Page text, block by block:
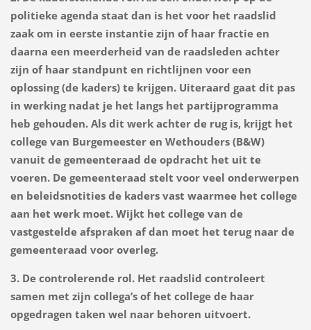
politieke agenda staat dan is het voor het raadslid
zaak om in eerste instantie zijn of haar fractie en
daarna een meerderheid van de raadsleden achter
zijn of haar standpunt en richtlijnen voor een
oplossing (de kaders) te krijgen. Uiteraard gaat dit pas
in werking nadat je het langs het partijprogramma
heb gehouden. Als dit werk achter de rug is, krijgt het
college van Burgemeester en Wethouders (B&W)
vanuit de gemeenteraad de opdracht het uit te
voeren. De gemeenteraad stelt voor veel onderwerpen
en beleidsnotities de kaders vast waarmee het college
aan het werk moet. Wijkt het college van de
vastgestelde afspraken af dan moet het terug naar de
gemeenteraad voor overleg.
3. De controlerende rol. Het raadslid controleert
samen met zijn collega’s of het college de haar
opgedragen taken wel naar behoren uitvoert.